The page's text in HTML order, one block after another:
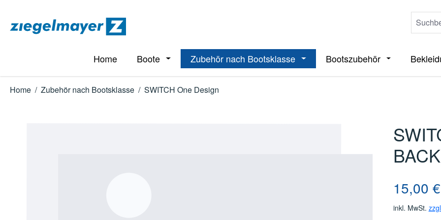
Home Boote Öffne oder Schließe das Dropdown der Kategorie Boote
Zubehör nach Bootsklasse Öffne oder Schließe das Dropdown
Bootszubehör Öffne oder
Home / Zubehör nach Bootsklasse / SWITCH One Design
Regulärer
15,00 €
inkl. MwSt.